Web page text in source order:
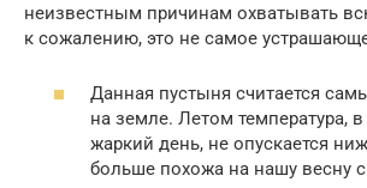
неизвестным причинам охватывать
к сожалению, это не самое
Данная пустыня считается
на земле. Летом температура,
жаркий день, не опускается
больше похожа на нашу весну с